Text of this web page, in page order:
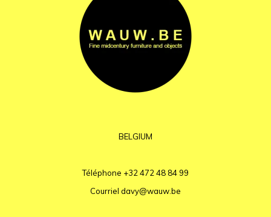
BELGIUM
Téléphone +32 472 48 84 99
Courriel davy@wauw.be